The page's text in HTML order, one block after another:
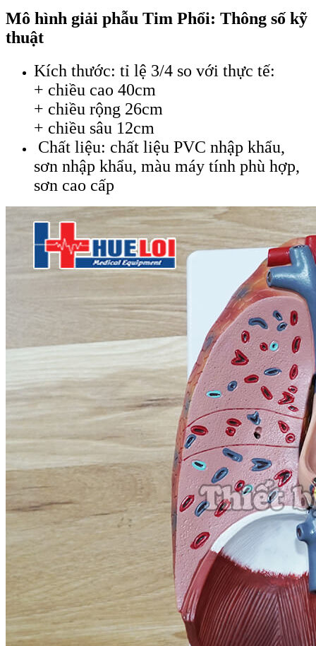
Mô hình giải phẫu Tim Phổi: Thông số kỹ
thuật
Kích thước: tỉ lệ 3/4 so với thực tế:
+ chiều cao 40cm
+ chiều rộng 26cm
+ chiều sâu 12cm
Chất liệu: chất liệu PVC nhập khẩu,
sơn nhập khẩu, màu máy tính phù hợp,
sơn cao cấp